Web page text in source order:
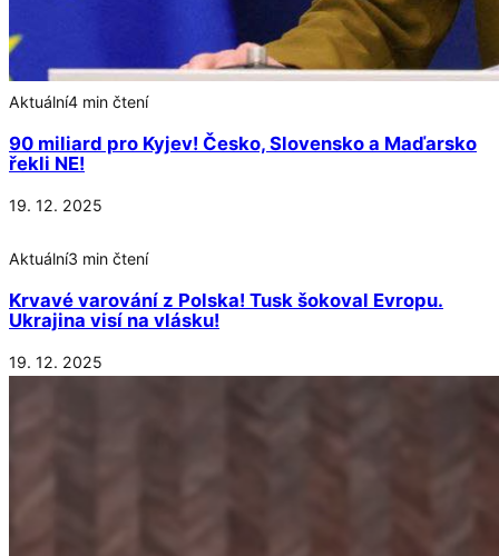
Aktuální4 min čtení
90 miliard pro Kyjev! Česko, Slovensko a Maďarsko
řekli NE!
19. 12. 2025
Aktuální3 min čtení
Krvavé varování z Polska! Tusk šokoval Evropu.
Ukrajina visí na vlásku!
19. 12. 2025